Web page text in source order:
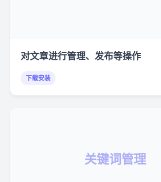
对文章进行管理、发布等操作
下载安装
关键词管理